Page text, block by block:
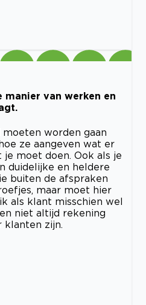
manier van werken en
worden gaan
ze aangeven wat er
moet doen. Ook als je
duidelijke en heldere
buiten de afspraken
maar moet hier
als klant misschien wel
niet altijd rekening
zijn.